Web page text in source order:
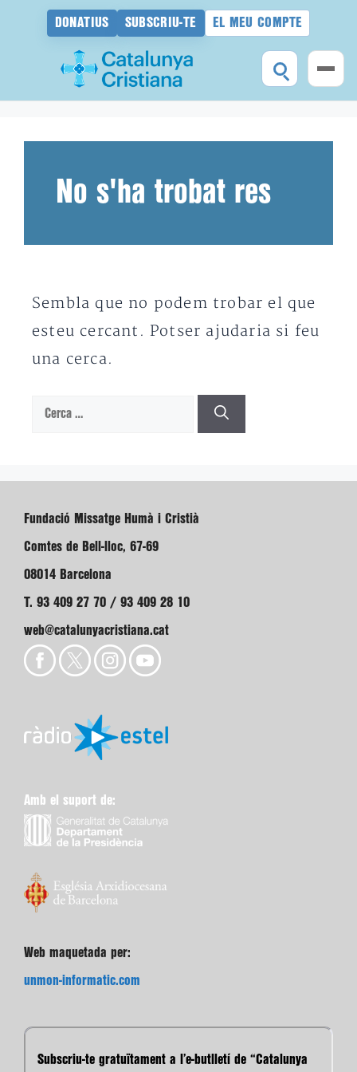
DONATIUS SUBSCRIU-TE EL MEU COMPTE
No s'ha trobat res
Sembla que no podem trobar el que
esteu cercant. Potser ajudaria si feu
una cerca.
Cerca:
Fundació Missatge Humà i Cristià
Comtes de Bell-lloc, 67-69
08014 Barcelona
T. 93 409 27 70 / 93 409 28 10
web@catalunyacristiana.cat
Amb el suport de:
Web maquetada per:
unmon-informatic.com
Subscriu-te gratuïtament a l’e-butlletí de “Catalunya